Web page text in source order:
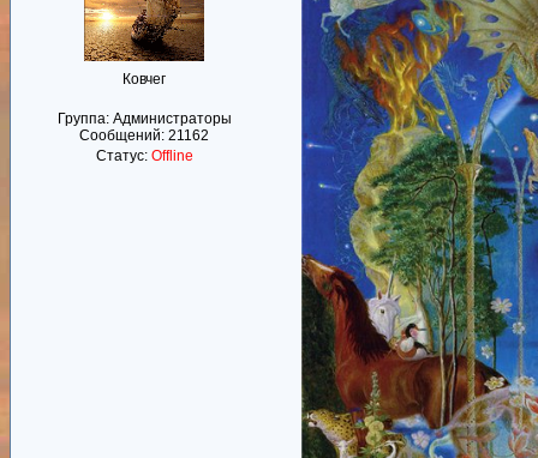
Ковчег
Группа: Администраторы
Сообщений: 21162
Статус: Offline